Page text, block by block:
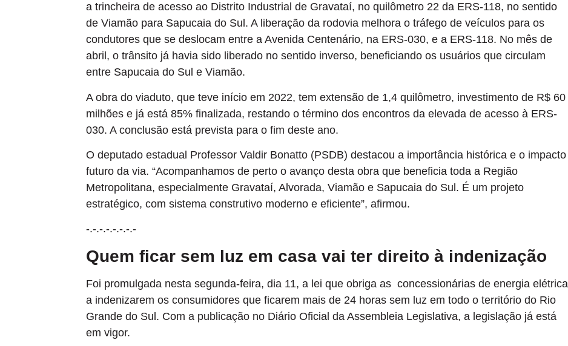
a trincheira de acesso ao Distrito Industrial de Gravataí, no quilômetro 22 da ERS-118, no sentido
de Viamão para Sapucaia do Sul. A liberação da rodovia melhora o tráfego de veículos para os
condutores que se deslocam entre a Avenida Centenário, na ERS-030, e a ERS-118. No mês de
abril, o trânsito já havia sido liberado no sentido inverso, beneficiando os usuários que circulam
entre Sapucaia do Sul e Viamão.
A obra do viaduto, que teve início em 2022, tem extensão de 1,4 quilômetro, investimento de R$ 60
milhões e já está 85% finalizada, restando o término dos encontros da elevada de acesso à ERS-
030. A conclusão está prevista para o fim deste ano.
O deputado estadual Professor Valdir Bonatto (PSDB) destacou a importância histórica e o impacto
futuro da via. “Acompanhamos de perto o avanço desta obra que beneficia toda a Região
Metropolitana, especialmente Gravataí, Alvorada, Viamão e Sapucaia do Sul. É um projeto
estratégico, com sistema construtivo moderno e eficiente”, afirmou.
-.-.-.-.-.-.-.-
Quem ficar sem luz em casa vai ter direito à indenização
Foi promulgada nesta segunda-feira, dia 11, a lei que obriga as concessionárias de energia elétrica
a indenizarem os consumidores que ficarem mais de 24 horas sem luz em todo o território do Rio
Grande do Sul. Com a publicação no Diário Oficial da Assembleia Legislativa, a legislação já está
em vigor.